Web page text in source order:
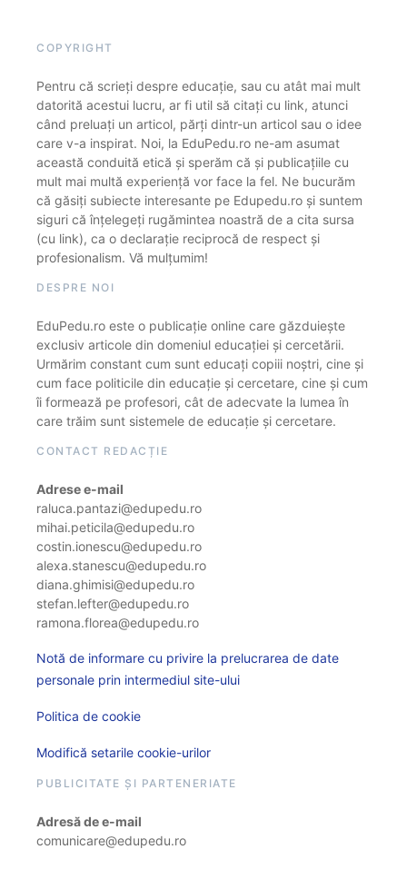
COPYRIGHT
Pentru că scrieți despre educație, sau cu atât mai mult
datorită acestui lucru, ar fi util să citați cu link, atunci
când preluați un articol, părți dintr-un articol sau o idee
care v-a inspirat. Noi, la EduPedu.ro ne-am asumat
această conduită etică și sperăm că și publicațiile cu
mult mai multă experiență vor face la fel. Ne bucurăm
că găsiți subiecte interesante pe Edupedu.ro și suntem
siguri că înțelegeți rugămintea noastră de a cita sursa
(cu link), ca o declarație reciprocă de respect și
profesionalism. Vă mulțumim!
DESPRE NOI
EduPedu.ro este o publicație online care găzduiește
exclusiv articole din domeniul educației și cercetării.
Urmărim constant cum sunt educați copiii noștri, cine și
cum face politicile din educație și cercetare, cine și cum
îi formează pe profesori, cât de adecvate la lumea în
care trăim sunt sistemele de educație și cercetare.
CONTACT REDACȚIE
Adrese e-mail
raluca.pantazi@edupedu.ro
mihai.peticila@edupedu.ro
costin.ionescu@edupedu.ro
alexa.stanescu@edupedu.ro
diana.ghimisi@edupedu.ro
stefan.lefter@edupedu.ro
ramona.florea@edupedu.ro
Notă de informare cu privire la prelucrarea de date
personale prin intermediul site-ului
Politica de cookie
Modifică setarile cookie-urilor
PUBLICITATE ȘI PARTENERIATE
Adresă de e-mail
comunicare@edupedu.ro